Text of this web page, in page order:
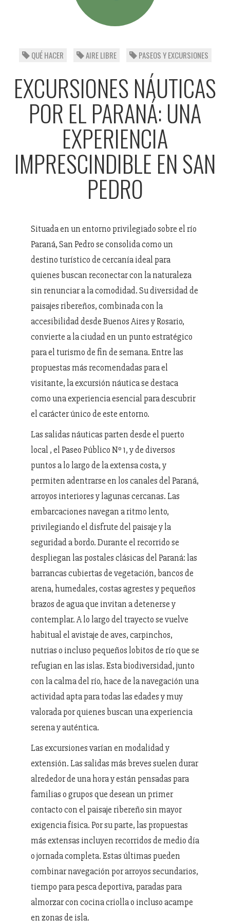
QUÉ HACER AIRE LIBRE PASEOS Y EXCURSIONES
EXCURSIONES NÁUTICAS
POR EL PARANÁ: UNA
EXPERIENCIA
IMPRESCINDIBLE EN SAN
PEDRO
Situada en un entorno privilegiado sobre el río
Paraná, San Pedro se consolida como un
destino turístico de cercanía ideal para
quienes buscan reconectar con la naturaleza
sin renunciar a la comodidad. Su diversidad de
paisajes ribereños, combinada con la
accesibilidad desde Buenos Aires y Rosario,
convierte a la ciudad en un punto estratégico
para el turismo de fin de semana. Entre las
propuestas más recomendadas para el
visitante, la excursión náutica se destaca
como una experiencia esencial para descubrir
el carácter único de este entorno.
Las salidas náuticas parten desde el puerto
local , el Paseo Público Nº 1, y de diversos
puntos a lo largo de la extensa costa, y
permiten adentrarse en los canales del Paraná,
arroyos interiores y lagunas cercanas. Las
embarcaciones navegan a ritmo lento,
privilegiando el disfrute del paisaje y la
seguridad a bordo. Durante el recorrido se
despliegan las postales clásicas del Paraná: las
barrancas cubiertas de vegetación, bancos de
arena, humedales, costas agrestes y pequeños
brazos de agua que invitan a detenerse y
contemplar. A lo largo del trayecto se vuelve
habitual el avistaje de aves, carpinchos,
nutrias o incluso pequeños lobitos de río que se
refugian en las islas. Esta biodiversidad, junto
con la calma del río, hace de la navegación una
actividad apta para todas las edades y muy
valorada por quienes buscan una experiencia
serena y auténtica.
Las excursiones varían en modalidad y
extensión. Las salidas más breves suelen durar
alrededor de una hora y están pensadas para
familias o grupos que desean un primer
contacto con el paisaje ribereño sin mayor
exigencia física. Por su parte, las propuestas
más extensas incluyen recorridos de medio día
o jornada completa. Estas últimas pueden
combinar navegación por arroyos secundarios,
tiempo para pesca deportiva, paradas para
almorzar con cocina criolla o incluso acampe
en zonas de isla.